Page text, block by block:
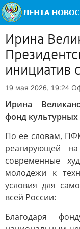
Ирина
инициатив
19 мая 2026, 19:24
Ирина
фонд
По ее словам,
реагирующей
современные
молодежи к
условия для
всей России:
Благодаря